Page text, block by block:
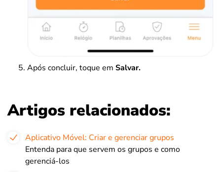
Após concluir, toque em Salvar.
Artigos relacionados:
Aplicativo Móvel: Criar e gerenciar grupos
Entenda para que servem os grupos e como
gerenciá-los